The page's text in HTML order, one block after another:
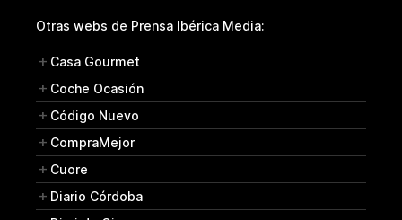
Otras webs de Prensa Ibérica Media:
Casa Gourmet
Coche Ocasión
Código Nuevo
CompraMejor
Cuore
Diario Córdoba